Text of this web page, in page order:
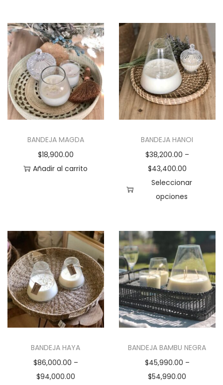
d
BANDEJA MAGDA
$18,900.00
Añadir al carrito
BANDEJA HANOI
$38,200.00 –
$43,400.00
Seleccionar
opciones
p
r
o
d
u
t
o
t
BANDEJA HAYA
$86,000.00 –
$94,000.00
BANDEJA BAMBU NEGRA
$45,990.00 –
$54,990.00